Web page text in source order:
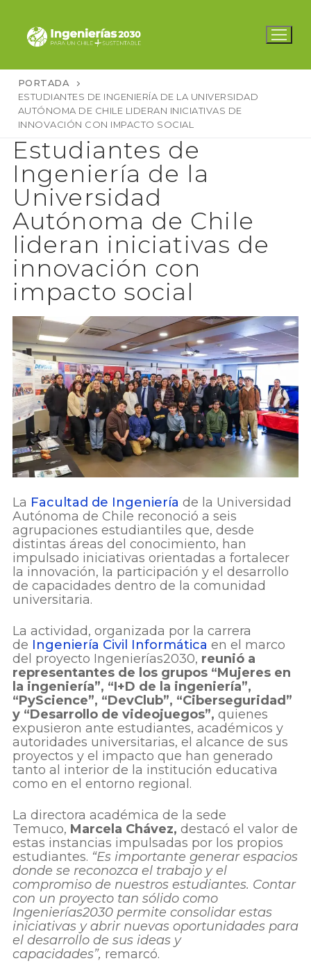
contenido
PORTADA
ESTUDIANTES DE INGENIERÍA DE LA UNIVERSIDAD
AUTÓNOMA DE CHILE LIDERAN INICIATIVAS DE
INNOVACIÓN CON IMPACTO SOCIAL
Estudiantes de
Ingeniería de la
Universidad
Autónoma de Chile
lideran iniciativas de
innovación con
impacto social
La Facultad de Ingeniería de la Universidad
Autónoma de Chile reconoció a seis
agrupaciones estudiantiles que, desde
distintas áreas del conocimiento, han
impulsado iniciativas orientadas a fortalecer
la innovación, la participación y el desarrollo
de capacidades dentro de la comunidad
universitaria.
La actividad, organizada por la carrera
de Ingeniería Civil Informática en el marco
del proyecto Ingenierías2030, reunió a
representantes de los grupos “Mujeres en
la ingeniería”, “I+D de la ingeniería”,
“PyScience”, “DevClub”, “Ciberseguridad”
y “Desarrollo de videojuegos”, quienes
expusieron ante estudiantes, académicos y
autoridades universitarias, el alcance de sus
proyectos y el impacto que han generado
tanto al interior de la institución educativa
como en el entorno regional.
La directora académica de la sede
Temuco, Marcela Chávez, destacó el valor de
estas instancias impulsadas por los propios
estudiantes. “Es importante generar espacios
donde se reconozca el trabajo y el
compromiso de nuestros estudiantes. Contar
con un proyecto tan sólido como
Ingenierías2030 permite consolidar estas
iniciativas y abrir nuevas oportunidades para
el desarrollo de sus ideas y
capacidades”, remarcó.